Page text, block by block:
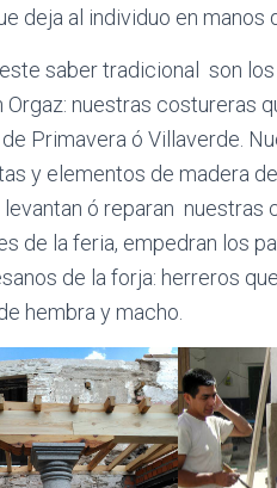
deja al individuo en manos
saber tradicional son
Orgaz: nuestras costureras
de Primavera ó Villaverde.
y elementos de madera
levantan ó reparan nuestras
de la feria, empedran los
de la forja: herreros
hembra y macho.